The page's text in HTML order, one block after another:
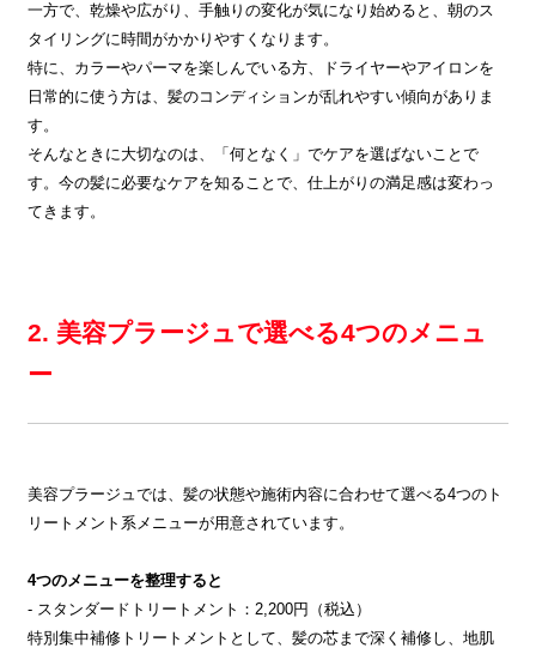
一方で、乾燥や広がり、手触りの変化が気になり始めると、朝のス
タイリングに時間がかかりやすくなります。
特に、カラーやパーマを楽しんでいる方、ドライヤーやアイロンを
日常的に使う方は、髪のコンディションが乱れやすい傾向がありま
す。
そんなときに大切なのは、「何となく」でケアを選ばないことで
す。今の髪に必要なケアを知ることで、仕上がりの満足感は変わっ
てきます。
2. 美容プラージュで選べる4つのメニュ
ー
美容プラージュでは、髪の状態や施術内容に合わせて選べる4つのト
リートメント系メニューが用意されています。
4つのメニューを整理すると
- スタンダードトリートメント：2,200円（税込）
特別集中補修トリートメントとして、髪の芯まで深く補修し、地肌